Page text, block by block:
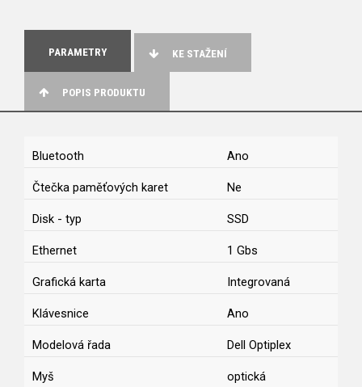
PARAMETRY KE STAŽENÍ
POPIS PRODUKTU
Bluetooth Ano
Čtečka paměťových karet Ne
Disk - typ SSD
Ethernet 1 Gbs
Grafická karta Integrovaná
Klávesnice Ano
Modelová řada Dell Optiplex
Myš optická